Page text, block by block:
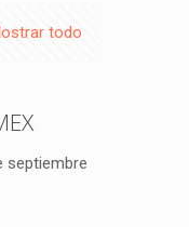
todo
septiembre